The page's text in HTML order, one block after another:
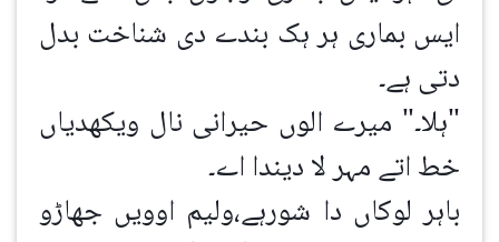
ایس بماری ہر ہک بندے دی شناخت بدل
دتی ہے۔
"ہلا۔" میرے الوں حیرانی نال ویکھدیاں
خط اتے مہر لا دیندا اے۔
باہر لوکاں دا شورہے،ولیم اوویں جھاڑو